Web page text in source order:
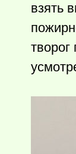
взять